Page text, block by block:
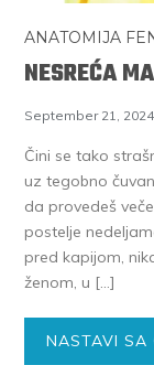
ANATOMIJA
NESREĆA
September 21, 2024
Čini se tako
uz tegobno
da provedeš
postelje
pred kapijom,
ženom, u […]
NASTAVI SA